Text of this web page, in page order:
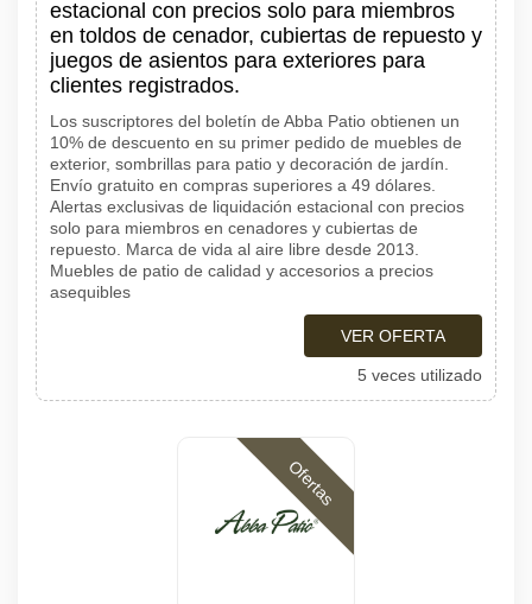
estacional con precios solo para miembros
en toldos de cenador, cubiertas de repuesto y
juegos de asientos para exteriores para
clientes registrados.
Los suscriptores del boletín de Abba Patio obtienen un
10% de descuento en su primer pedido de muebles de
exterior, sombrillas para patio y decoración de jardín.
Envío gratuito en compras superiores a 49 dólares.
Alertas exclusivas de liquidación estacional con precios
solo para miembros en cenadores y cubiertas de
repuesto. Marca de vida al aire libre desde 2013.
Muebles de patio de calidad y accesorios a precios
asequibles
VER OFERTA
5 veces utilizado
Ofertas